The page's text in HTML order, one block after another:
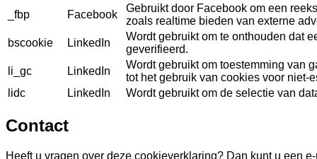
_fbp
Facebook
Gebruikt door Facebook om een
zoals realtime bieden van externe
bscookie
LinkedIn
Wordt gebruikt om te onthouden dat
geverifieerd.
li_gc
LinkedIn
Wordt gebruikt om toestemming van
tot het gebruik van cookies voor niet-
lidc
LinkedIn Wordt gebruikt om de selectie van
Contact
Heeft u vragen over deze cookieverklaring? Dan kunt u een